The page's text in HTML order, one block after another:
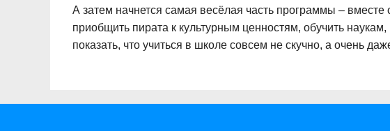
А затем начнется самая весёлая часть программы – вместе
приобщить пирата к культурным ценностям, обучить
показать, что учиться в школе совсем не скучно, а очень